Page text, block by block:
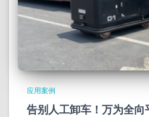
应用案例
告别人工卸车！万为全